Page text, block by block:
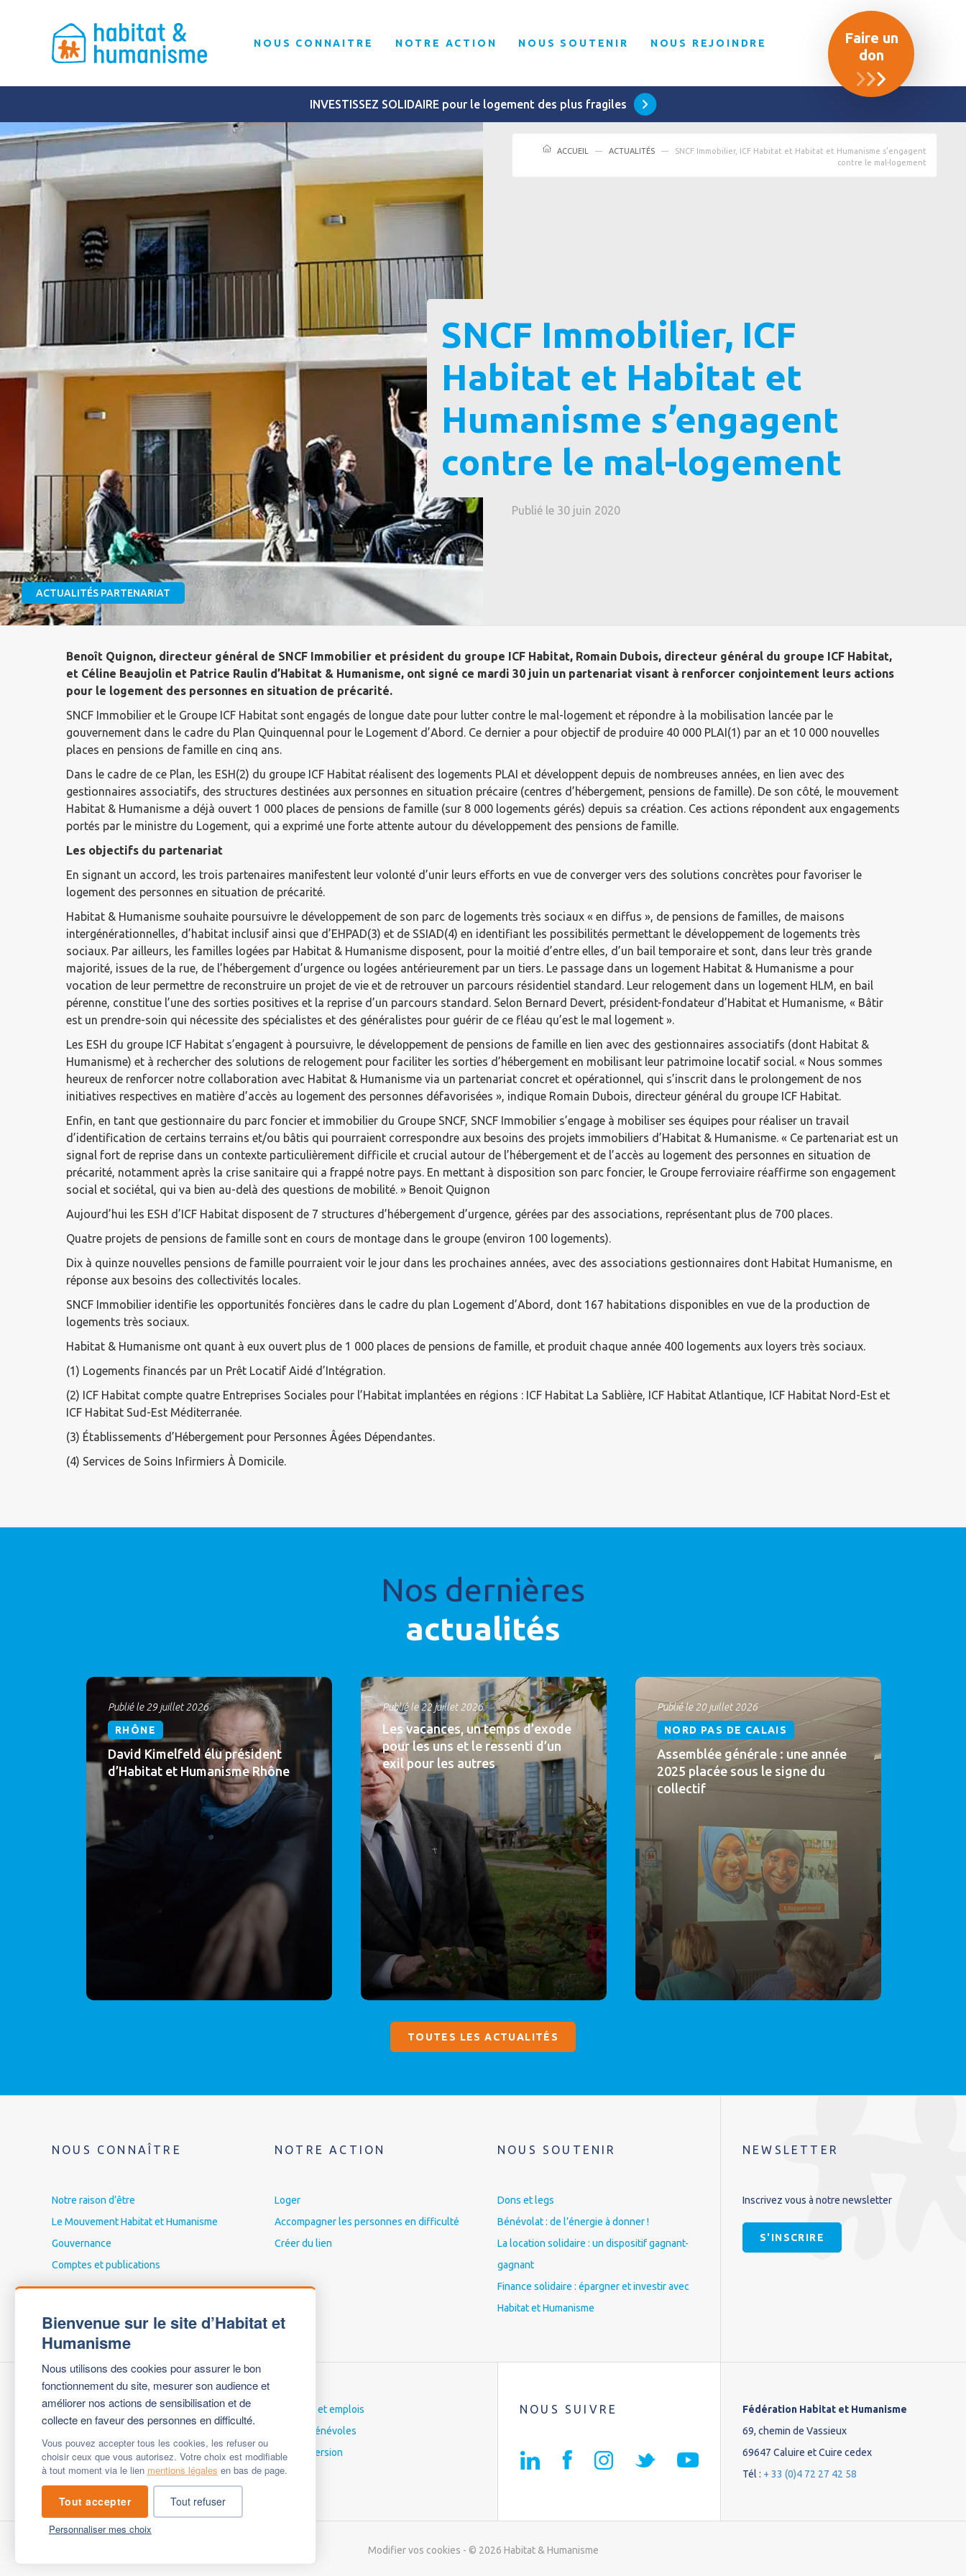
Bienvenue sur le site d’Habitat et
Humanisme
Nous utilisons des cookies pour assurer le bon
fonctionnement du site, mesurer son audience et
améliorer nos actions de sensibilisation et de
collecte en faveur des personnes en difficulté.
Vous pouvez accepter tous les cookies, les refuser ou
choisir ceux que vous autorisez. Votre choix est modifiable
à tout moment via le lien mentions légales en bas de page.
Tout accepter Tout refuser
Personnaliser mes choix
NOUS CONNAITRE NOTRE ACTION NOUS SOUTENIR NOUS REJOINDRE
Faire un
don
INVESTISSEZ SOLIDAIRE pour le logement des plus fragiles
ACTUALITÉS PARTENARIAT
ACCUEIL ACTUALITÉS
SNCF Immobilier, ICF Habitat et Habitat et Humanisme s’engagent
contre le mal-logement
SNCF Immobilier, ICF
Habitat et Habitat et
Humanisme s’engagent
contre le mal-logement
Publié le 30 juin 2020
Benoît Quignon, directeur général de SNCF Immobilier et président du groupe ICF Habitat, Romain Dubois, directeur général du groupe ICF Habitat,
et Céline Beaujolin et Patrice Raulin d’Habitat & Humanisme, ont signé ce mardi 30 juin un partenariat visant à renforcer conjointement leurs actions
pour le logement des personnes en situation de précarité.
SNCF Immobilier et le Groupe ICF Habitat sont engagés de longue date pour lutter contre le mal-logement et répondre à la mobilisation lancée par le
gouvernement dans le cadre du Plan Quinquennal pour le Logement d’Abord. Ce dernier a pour objectif de produire 40 000 PLAI(1) par an et 10 000 nouvelles
places en pensions de famille en cinq ans.
Dans le cadre de ce Plan, les ESH(2) du groupe ICF Habitat réalisent des logements PLAI et développent depuis de nombreuses années, en lien avec des
gestionnaires associatifs, des structures destinées aux personnes en situation précaire (centres d’hébergement, pensions de famille). De son côté, le mouvement
Habitat & Humanisme a déjà ouvert 1 000 places de pensions de famille (sur 8 000 logements gérés) depuis sa création. Ces actions répondent aux engagements
portés par le ministre du Logement, qui a exprimé une forte attente autour du développement des pensions de famille.
Les objectifs du partenariat
En signant un accord, les trois partenaires manifestent leur volonté d’unir leurs efforts en vue de converger vers des solutions concrètes pour favoriser le
logement des personnes en situation de précarité.
Habitat & Humanisme souhaite poursuivre le développement de son parc de logements très sociaux « en diffus », de pensions de familles, de maisons
intergénérationnelles, d’habitat inclusif ainsi que d’EHPAD(3) et de SSIAD(4) en identifiant les possibilités permettant le développement de logements très
sociaux. Par ailleurs, les familles logées par Habitat & Humanisme disposent, pour la moitié d’entre elles, d’un bail temporaire et sont, dans leur très grande
majorité, issues de la rue, de l’hébergement d’urgence ou logées antérieurement par un tiers. Le passage dans un logement Habitat & Humanisme a pour
vocation de leur permettre de reconstruire un projet de vie et de retrouver un parcours résidentiel standard. Leur relogement dans un logement HLM, en bail
pérenne, constitue l’une des sorties positives et la reprise d’un parcours standard. Selon Bernard Devert, président-fondateur d’Habitat et Humanisme, « Bâtir
est un prendre-soin qui nécessite des spécialistes et des généralistes pour guérir de ce fléau qu’est le mal logement ».
Les ESH du groupe ICF Habitat s’engagent à poursuivre, le développement de pensions de famille en lien avec des gestionnaires associatifs (dont Habitat &
Humanisme) et à rechercher des solutions de relogement pour faciliter les sorties d’hébergement en mobilisant leur patrimoine locatif social. « Nous sommes
heureux de renforcer notre collaboration avec Habitat & Humanisme via un partenariat concret et opérationnel, qui s’inscrit dans le prolongement de nos
initiatives respectives en matière d’accès au logement des personnes défavorisées », indique Romain Dubois, directeur général du groupe ICF Habitat.
Enfin, en tant que gestionnaire du parc foncier et immobilier du Groupe SNCF, SNCF Immobilier s’engage à mobiliser ses équipes pour réaliser un travail
d’identification de certains terrains et/ou bâtis qui pourraient correspondre aux besoins des projets immobiliers d’Habitat & Humanisme. « Ce partenariat est un
signal fort de reprise dans un contexte particulièrement difficile et crucial autour de l’hébergement et de l’accès au logement des personnes en situation de
précarité, notamment après la crise sanitaire qui a frappé notre pays. En mettant à disposition son parc foncier, le Groupe ferroviaire réaffirme son engagement
social et sociétal, qui va bien au-delà des questions de mobilité. » Benoit Quignon
Aujourd’hui les ESH d’ICF Habitat disposent de 7 structures d’hébergement d’urgence, gérées par des associations, représentant plus de 700 places.
Quatre projets de pensions de famille sont en cours de montage dans le groupe (environ 100 logements).
Dix à quinze nouvelles pensions de famille pourraient voir le jour dans les prochaines années, avec des associations gestionnaires dont Habitat Humanisme, en
réponse aux besoins des collectivités locales.
SNCF Immobilier identifie les opportunités foncières dans le cadre du plan Logement d’Abord, dont 167 habitations disponibles en vue de la production de
logements très sociaux.
Habitat & Humanisme ont quant à eux ouvert plus de 1 000 places de pensions de famille, et produit chaque année 400 logements aux loyers très sociaux.
(1) Logements financés par un Prêt Locatif Aidé d’Intégration.
(2) ICF Habitat compte quatre Entreprises Sociales pour l’Habitat implantées en régions : ICF Habitat La Sablière, ICF Habitat Atlantique, ICF Habitat Nord-Est et
ICF Habitat Sud-Est Méditerranée.
(3) Établissements d’Hébergement pour Personnes Âgées Dépendantes.
(4) Services de Soins Infirmiers À Domicile.
Nos dernières
actualités
Publié le 29 juillet 2026
RHÔNE
David Kimelfeld élu président
d’Habitat et Humanisme Rhône
Publié le 22 juillet 2026
Les vacances, un temps d’exode
pour les uns et le ressenti d’un
exil pour les autres
Publié le 20 juillet 2026
NORD PAS DE CALAIS
Assemblée générale : une année
2025 placée sous le signe du
collectif
TOUTES LES ACTUALITÉS
NOUS CONNAÎTRE
Notre raison d’être
Le Mouvement Habitat et Humanisme
Gouvernance
Comptes et publications
NOTRE ACTION
Loger
Accompagner les personnes en difficulté
Créer du lien
NOUS SOUTENIR
Dons et legs
Bénévolat : de l’énergie à donner !
La location solidaire : un dispositif gagnant-
gagnant
Finance solidaire : épargner et investir avec
Habitat et Humanisme
NEWSLETTER
Inscrivez vous à notre newsletter
S'INSCRIRE
Nous contacter
Mentions légales
Questions fréquentes
Carrières et emplois
Espace bénévoles
English version
NOUS SUIVRE
Fédération Habitat et Humanisme
69, chemin de Vassieux
69647 Caluire et Cuire cedex
Tél : + 33 (0)4 72 27 42 58
Modifier vos cookies - © 2026 Habitat & Humanisme